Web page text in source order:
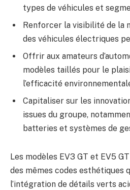
types de véhicules et
Renforcer la visibilité de la
des véhicules électriques
Offrir aux amateurs
modèles taillés pour le
l’efficacité
Capitaliser sur les
issues du groupe,
batteries et systèmes de
Les modèles EV3 GT et EV5
des mêmes codes esthétiques
l’intégration de détails verts